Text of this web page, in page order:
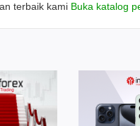
terbaik kami Buka katalog